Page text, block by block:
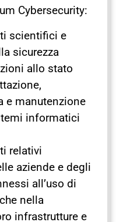
Cybersecurity:
scientifici e
sicurezza
allo stato
e manutenzione
informatici
relativi
aziende e degli
all’uso di
nella
infrastrutture e